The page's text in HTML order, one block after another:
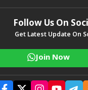
Follow Us On
Get Latest Update On
Join Now